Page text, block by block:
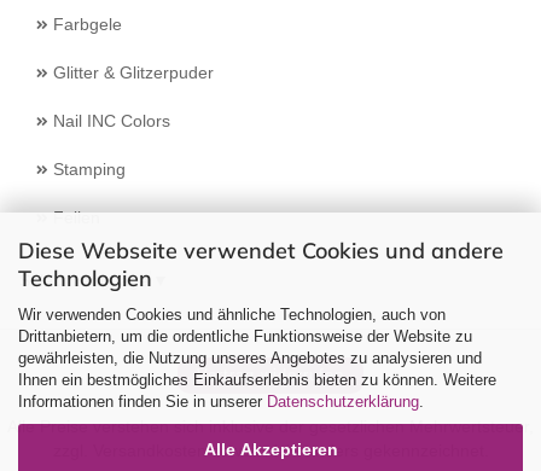
Diese Webseite verwendet Cookies und andere
Technologien
Wir verwenden Cookies und ähnliche Technologien, auch von
Drittanbietern, um die ordentliche Funktionsweise der Website zu
gewährleisten, die Nutzung unseres Angebotes zu analysieren und
Ihnen ein bestmögliches Einkaufserlebnis bieten zu können. Weitere
Informationen finden Sie in unserer Datenschutzerklärung
Alle Akzeptieren
Farbgele
Glitter & Glitzerpuder
Nail INC Colors
Stamping
Feilen
Select Language
Vertrag widerrufen
Alle Preise verstehen sich inklusive der gesetzlichen Mehrwertsteuer,
Versandkostensoweit nicht anders gekennzeichnet.